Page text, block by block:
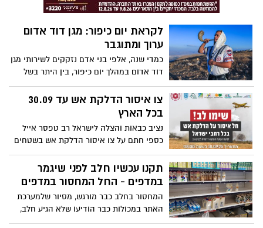
לקראת יום כיפור: מגן דוד אדום
ערוך ומתוגבר
כמדי שנה, אלפי בני אדם נזקקים לשירותי מגן
דוד אדום במהלך יום כיפור, בין היתר בשל
החום, הצום, סכנת התיישבות, חבלות במהלך
נסיעה על אופניים ועוד.
צו איסור הדלקת אש עד 30.09
בכל הארץ
נציב כבאות והצלה לישראל רב טפסר אייל
כספי חתם על צו איסור הדלקת אש בשטחים
פתוחים, בשל תנאים קיצוניים המעלים את
הסבירות להתרחשות דליקות.
תקנו עכשיו חלב לפני שיגמר
במדפים - החל המחסור במדפים
המחסור בחלב כבר מורגש, מסיור שלמערכת
האתר במכולות כבר הודיעו שלא הגיע חלב,
עדין אפשר להשיג ברשתות הגדולות - אך